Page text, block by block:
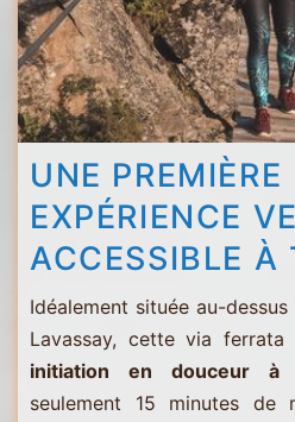
UNE PREMIÈRE
EXPÉRIENCE
ACCESSIBLE À
Idéalement située au-
Lavassay, cette via
initiation en douceur à
seulement 15 minutes de